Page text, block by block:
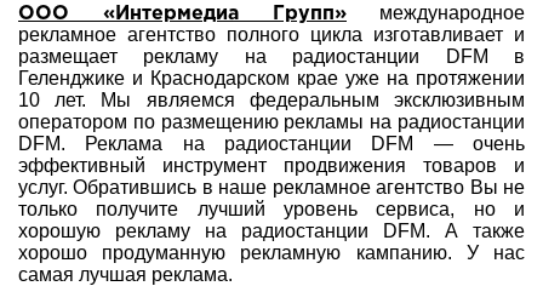
ООО «Интермедиа Групп» международное
рекламное агентство полного цикла изготавливает и
размещает рекламу на радиостанции DFM в
Геленджике и Краснодарском крае уже на протяжении
10 лет. Мы являемся федеральным эксклюзивным
оператором по размещению рекламы на радиостанции
DFM. Реклама на радиостанции DFM — очень
эффективный инструмент продвижения товаров и
услуг. Обратившись в наше рекламное агентство Вы не
только получите лучший уровень сервиса, но и
хорошую рекламу на радиостанции DFM. А также
хорошо продуманную рекламную кампанию. У нас
самая лучшая реклама.